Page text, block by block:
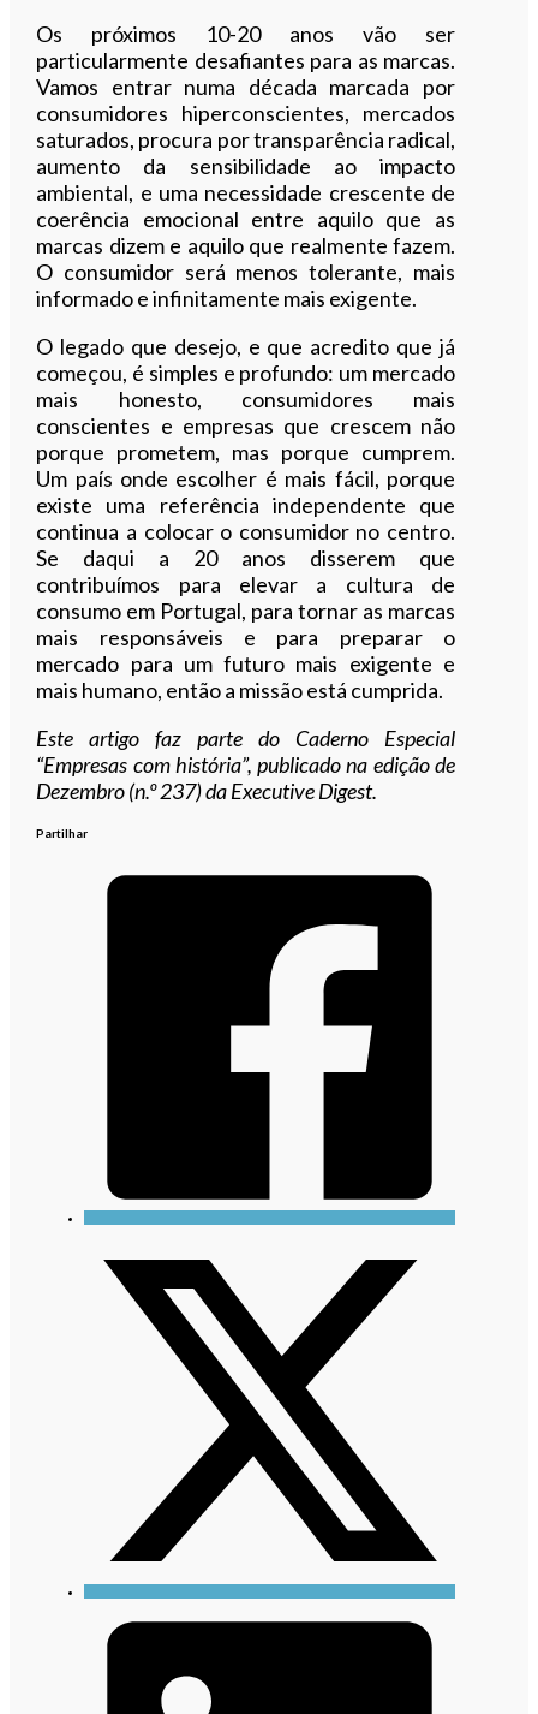
Os próximos 10-20 anos vão ser
particularmente desafiantes para as marcas.
Vamos entrar numa década marcada por
consumidores hiperconscientes, mercados
saturados, procura por transparência radical,
aumento da sensibilidade ao impacto
ambiental, e uma necessidade crescente de
coerência emocional entre aquilo que as
marcas dizem e aquilo que realmente fazem.
O consumidor será menos tolerante, mais
informado e infinitamente mais exigente.
O legado que desejo, e que acredito que já
começou, é simples e profundo: um mercado
mais honesto, consumidores mais
conscientes e empresas que crescem não
porque prometem, mas porque cumprem.
Um país onde escolher é mais fácil, porque
existe uma referência independente que
continua a colocar o consumidor no centro.
Se daqui a 20 anos disserem que
contribuímos para elevar a cultura de
consumo em Portugal, para tornar as marcas
mais responsáveis e para preparar o
mercado para um futuro mais exigente e
mais humano, então a missão está cumprida.
Este artigo faz parte do Caderno Especial
“Empresas com história”, publicado na edição de
Dezembro (n.º 237) da Executive Digest.
Partilhar